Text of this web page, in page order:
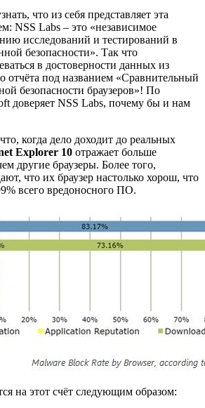
что из себя представляет эта
NSS Labs – это «независимое
исследований и тестирований в
безопасности». Так что
в достоверности данных из
отчёта под названием «Сравнительный
безопасности браузеров»! По
доверяет NSS Labs, почему бы и нам
когда дело доходит до реальных
Explorer 10 отражает больше
другие браузеры. Более того,
что их браузер настолько хорош, что
всего вредоносного ПО.
на этот счёт следующим образом: